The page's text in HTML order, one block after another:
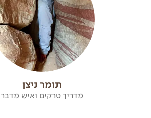
תומר ניצן
מדריך טרקים ואיש מדבר